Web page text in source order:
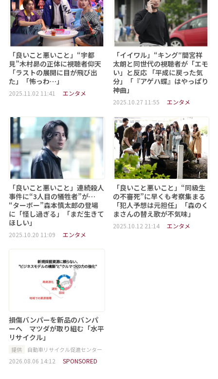
「良いこと悪いこと」“宇都
見”木村昴の正体に視聴者仰天
「ラストの展開に目が飛び出
た」「怖っわ…」
2025.11.02 11:41 エンタメ
「イイワル」“キング″間宮祥
太朗と同世代の視聴者が「エモ
い」と反応 「平成に戻った気
分」「『アゲハ蝶』はやっぱり
神曲」
2025.10.27 11:55 エンタメ
「良いこと悪いこと」連続殺人
事件に“3人目の犠牲者”が…
“ターボー”森本慎太郎の登場
に「怪し過ぎる」「まだ生きて
ほしい」
2025.10.20 11:09 エンタメ
「良いこと悪いこと」“同級生
の不審死”に早くも考察集まる
「犯人予想は元担任」「森のく
まさんの替え歌が不気味」
2025.10.12 21:14 エンタメ
損傷バンパーを新品のバンパ
ーへ マツダが取り組む「水平
リサイクル」
提供 自動車リサイクル促進センター
2026.08.06 14:12 SPONSORED